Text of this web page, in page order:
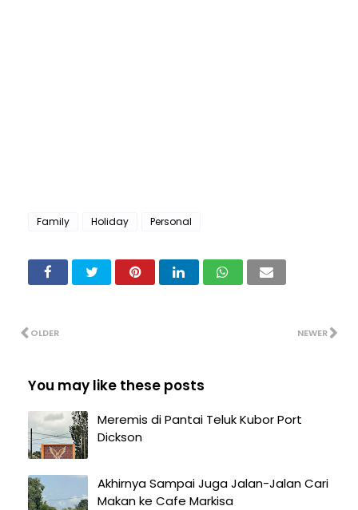
Family Holiday Personal
NEWER
OLDER
You may like these posts
Meremis di Pantai Teluk Kubor Port
Dickson
Akhirnya Sampai Juga Jalan-Jalan Cari
Makan ke Cafe Markisa